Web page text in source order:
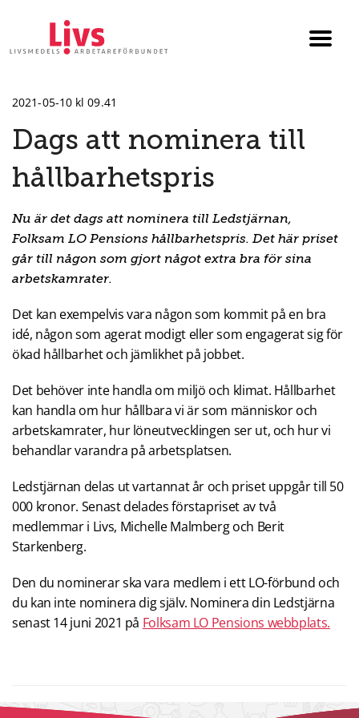
2021-05-10 kl 09.41
Dags att nominera till
hållbarhetspris
Nu är det dags att nominera till Ledstjärnan,
Folksam LO Pensions hållbarhetspris. Det här priset
går till någon som gjort något extra bra för sina
arbetskamrater.
Det kan exempelvis vara någon som kommit på en bra
idé, någon som agerat modigt eller som engagerat sig för
ökad hållbarhet och jämlikhet på jobbet.
Det behöver inte handla om miljö och klimat. Hållbarhet
kan handla om hur hållbara vi är som människor och
arbetskamrater, hur löneutvecklingen ser ut, och hur vi
behandlar varandra på arbetsplatsen.
Ledstjärnan delas ut vartannat år och priset uppgår till 50
000 kronor. Senast delades förstapriset av två
medlemmar i Livs, Michelle Malmberg och Berit
Starkenberg.
Den du nominerar ska vara medlem i ett LO-förbund och
du kan inte nominera dig själv. Nominera din Ledstjärna
senast 14 juni 2021 på Folksam LO Pensions webbplats.